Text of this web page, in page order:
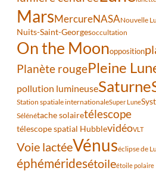
MarsMercureNASANouvelle
Nuits-Saint-Georgesoccultation
On the Moonopposition
Planète rougePleine
pollution lumineuseSaturne
Station spatiale internationaleSuper Lune
Sélénétache solairetélescope
télescope spatial HubblevidéoVLT
Voie lactéeVénuséclipse de
éphéméridesétoileétoile polaire